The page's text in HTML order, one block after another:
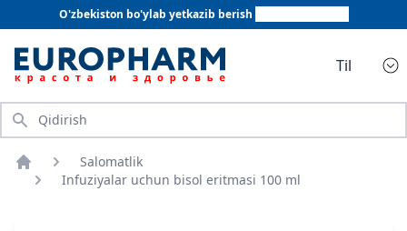
O'zbekiston bo'ylab yetkazib berish
Til
Qidirish
Bosh sahifa
Salomatlik
Infuziyalar uchun bisol eritmasi 100 ml